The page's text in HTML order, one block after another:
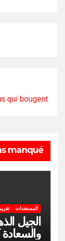
qui bougent
manqué
المستجدات تقرير
الجيل
والسعادة